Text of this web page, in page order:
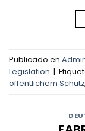
Publicado en
Legislation |
öffentlichem Schutz,